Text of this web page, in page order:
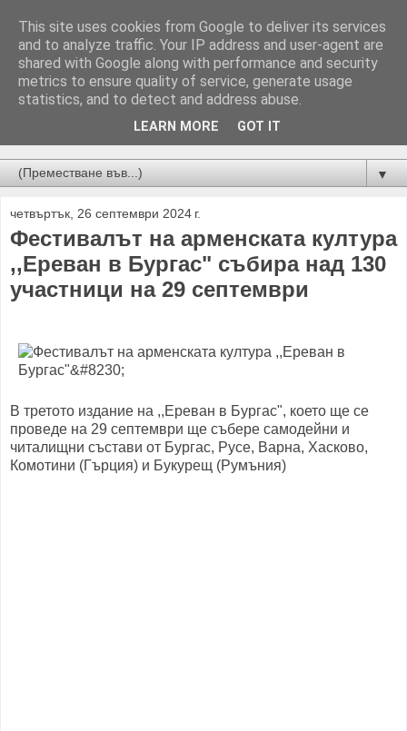
Новини от Бургас, страната и света!
▼
четвъртък, 26 септември 2024 г.
Фестивалът на арменската култура
,,Ереван в Бургас" събира над 130
участници на 29 септември
В третото издание на ,,Ереван в Бургас", което ще се
проведе на 29 септември ще събере самодейни и
читалищни състави от Бургас, Русе, Варна, Хасково,
Комотини (Гърция) и Букурещ (Румъния)
This site uses cookies from Google to deliver its services
and to analyze traffic. Your IP address and user-agent are
shared with Google along with performance and security
metrics to ensure quality of service, generate usage
statistics, and to detect and address abuse.
LEARN MORE GOT IT